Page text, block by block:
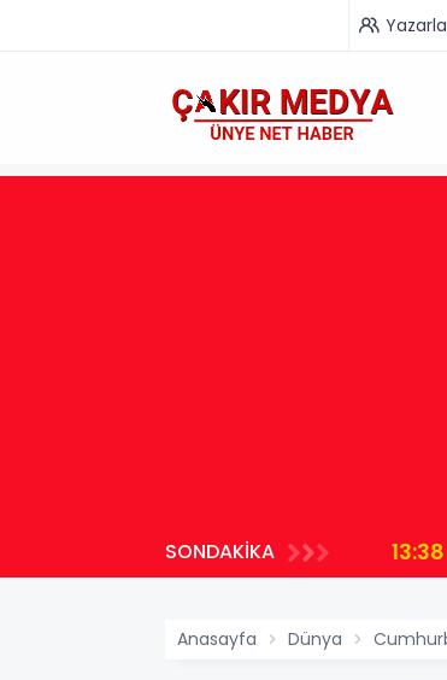
SONDAKİKA 13:38
Anasayfa Dünya